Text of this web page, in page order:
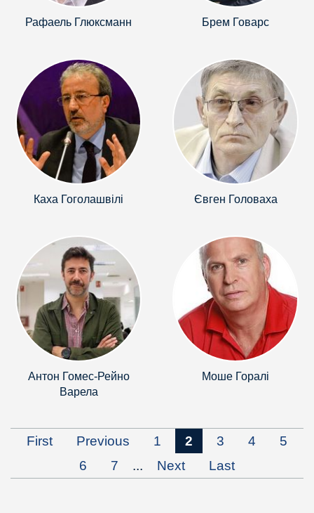
Рафаель Глюксманн Брем Говарс
Каха Гоголашвілі Євген Головаха
Антон Гомес-Рейно
Варела
Моше Горалі
First Previous 1 2 3 4
5
6
7 ... Next Last